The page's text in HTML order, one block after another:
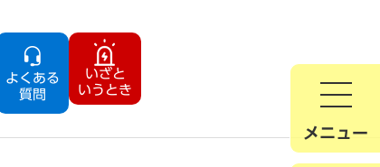
よくある
質問
いざと
いうとき
メニュー